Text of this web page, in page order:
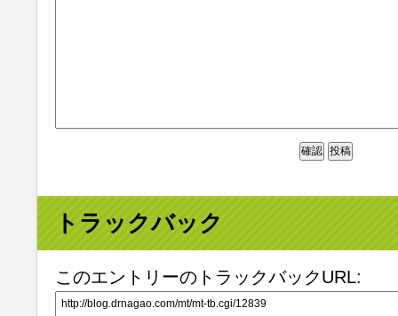
トラックバック
このエントリーのトラックバックURL: